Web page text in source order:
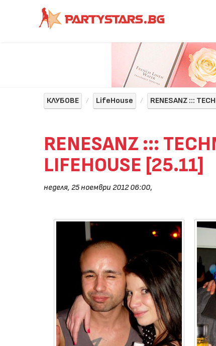
КЛУБОВЕ LifeHouse RENESANZ :::
RENESANZ :::
LIFEHOUSE [25.11]
неделя, 25 ноември 2012 06:00,